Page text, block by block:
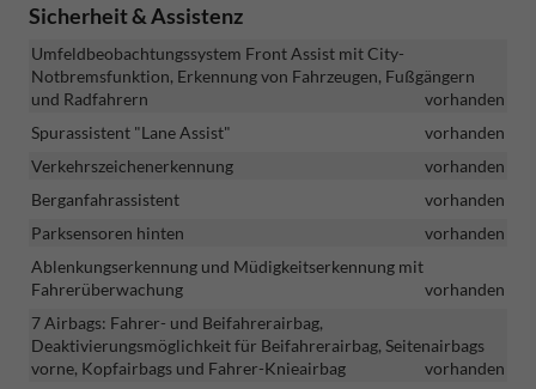
Sicherheit & Assistenz
Umfeldbeobachtungssystem Front Assist mit City-
Notbremsfunktion, Erkennung von Fahrzeugen, Fußgängern
und Radfahrern
vorhanden
Spurassistent "Lane Assist"
vorhanden
Verkehrszeichenerkennung
vorhanden
Berganfahrassistent
vorhanden
Parksensoren hinten
vorhanden
Ablenkungserkennung und Müdigkeitserkennung mit
Fahrerüberwachung
vorhanden
7 Airbags: Fahrer- und Beifahrerairbag,
Deaktivierungsmöglichkeit für Beifahrerairbag, Seitenairbags
vorne, Kopfairbags und Fahrer-Knieairbag
vorhanden